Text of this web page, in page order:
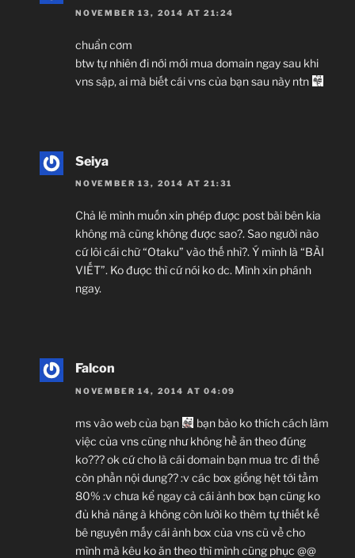
NOVEMBER 13, 2014 AT 21:24
chuẩn cơm
btw tự nhiên đi nới mới mua domain ngay sau khi
vns sập, ai mà biết cái vns của bạn sau này ntn
Seiya
NOVEMBER 13, 2014 AT 21:31
Chả lẽ mình muốn xin phép được post bài bên kia
không mà cũng không được sao?. Sao người nào
cứ lôi cái chữ “Otaku” vào thế nhỉ?. Ý mình là “BÀI
VIẾT”. Ko được thì cứ nói ko dc. Mình xin phánh
ngay.
Falcon
NOVEMBER 14, 2014 AT 04:09
ms vào web của bạn
bạn bảo ko thích cách làm
việc của vns cũng như không hề ăn theo đúng
ko??? ok cứ cho là cái domain bạn mua trc đi thế
còn phần nội dung?? :v các box giống hệt tới tầm
80% :v chưa kể ngay cả cái ảnh box bạn cũng ko
đủ khả năng à không còn lười ko thèm tự thiết kế
bê nguyên mấy cái ảnh box của vns cũ về cho
mình mà kêu ko ăn theo thì mình cũng phục @@